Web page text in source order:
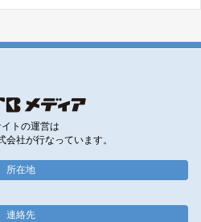
イトの運営は
会社が行なっています。
所在地
連絡先